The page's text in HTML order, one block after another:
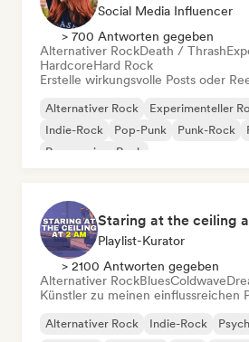
Social Media Influencer
> 700 Antworten gegeben
Alternativer RockDeath / Thrash
HardcoreHard Rock
Erstelle wirkungsvolle Posts oder
Alternativer Rock Experimenteller
Indie-Rock
Pop-Punk Punk-Rock
Progressiver Rock
Staring at the ceiling
Playlist-Kurator
> 2100 Antworten gegeben
Alternativer RockBluesColdwave
Künstler zu meinen einflussreichen
Alternativer Rock Indie-Rock